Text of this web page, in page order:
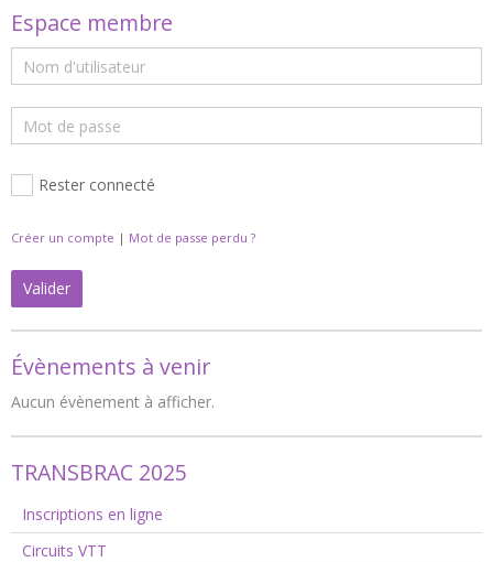
Espace membre
Rester connecté
Créer un compte | Mot de passe perdu ?
Valider
Évènements à venir
Aucun évènement à afficher.
TRANSBRAC 2025
Inscriptions en ligne
Circuits VTT